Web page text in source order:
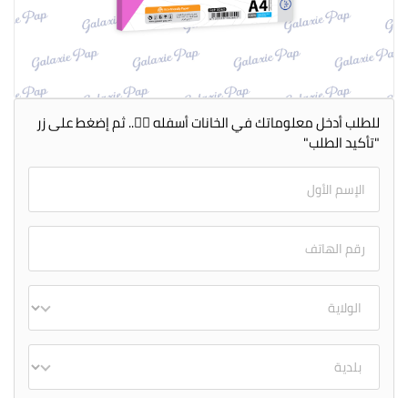
للطلب أدخل معلوماتك في الخانات أسفله 👇🏻.. ثم إضغط على زر
"تأكيد الطلب"